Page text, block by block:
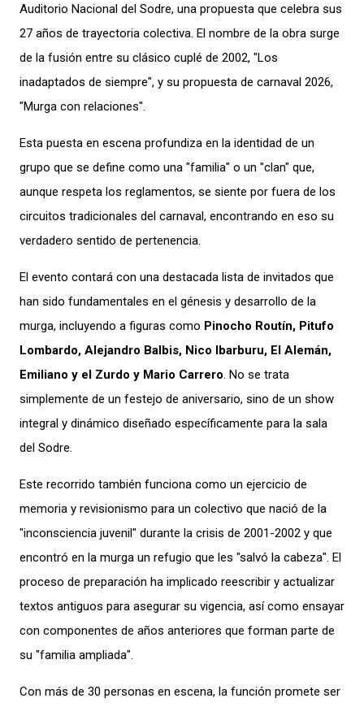
Auditorio Nacional del Sodre, una propuesta que celebra sus
27 años de trayectoria colectiva. El nombre de la obra surge
de la fusión entre su clásico cuplé de 2002, "Los
inadaptados de siempre", y su propuesta de carnaval 2026,
"Murga con relaciones".
Esta puesta en escena profundiza en la identidad de un
grupo que se define como una "familia" o un "clan" que,
aunque respeta los reglamentos, se siente por fuera de los
circuitos tradicionales del carnaval, encontrando en eso su
verdadero sentido de pertenencia.
El evento contará con una destacada lista de invitados que
han sido fundamentales en el génesis y desarrollo de la
murga, incluyendo a figuras como Pinocho Routín, Pitufo
Lombardo, Alejandro Balbis, Nico Ibarburu, El Alemán,
Emiliano y el Zurdo y Mario Carrero. No se trata
simplemente de un festejo de aniversario, sino de un show
integral y dinámico diseñado específicamente para la sala
del Sodre.
Este recorrido también funciona como un ejercicio de
memoria y revisionismo para un colectivo que nació de la
"inconsciencia juvenil" durante la crisis de 2001-2002 y que
encontró en la murga un refugio que les "salvó la cabeza". El
proceso de preparación ha implicado reescribir y actualizar
textos antiguos para asegurar su vigencia, así como ensayar
con componentes de años anteriores que forman parte de
su "familia ampliada".
Con más de 30 personas en escena, la función promete ser